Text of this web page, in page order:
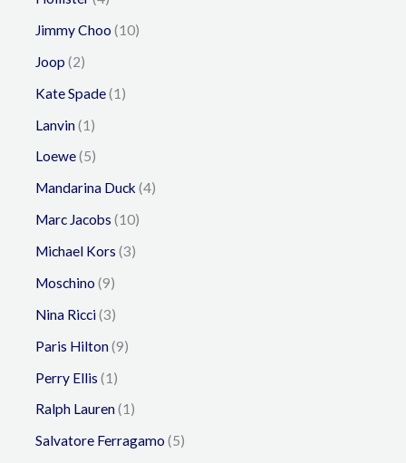
Jimmy Choo 10
Joop 2
Kate Spade 1
Lanvin 1
Loewe 5
Mandarina Duck 4
Marc Jacobs 10
Michael Kors 3
Moschino 9
Nina Ricci 3
Paris Hilton 9
Perry Ellis 1
Ralph Lauren 1
Salvatore Ferragamo 5